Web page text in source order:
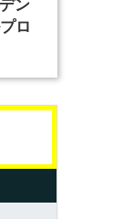
ン
ロ